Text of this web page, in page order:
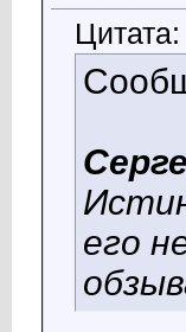
Цитата:
его